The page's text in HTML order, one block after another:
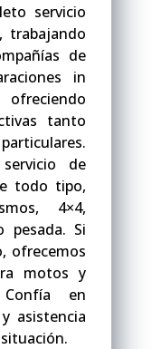
servicio
trabajando
de
in
tanto
de
todo tipo,
4×4,
pesada. Si
ofrecemos
motos y
Confía en
asistencia